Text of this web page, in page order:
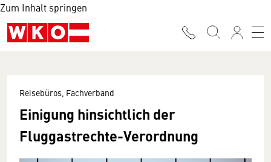
Zum Inhalt springen
Reisebüros, Fachverband
Einigung hinsichtlich der
Fluggastrechte-Verordnung